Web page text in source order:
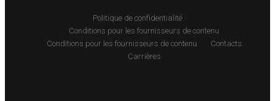
Politique de confidentialité
Conditions pour les fournisseurs de contenu
Conditions pour les fournisseurs de contenu
Contacts
Carrières